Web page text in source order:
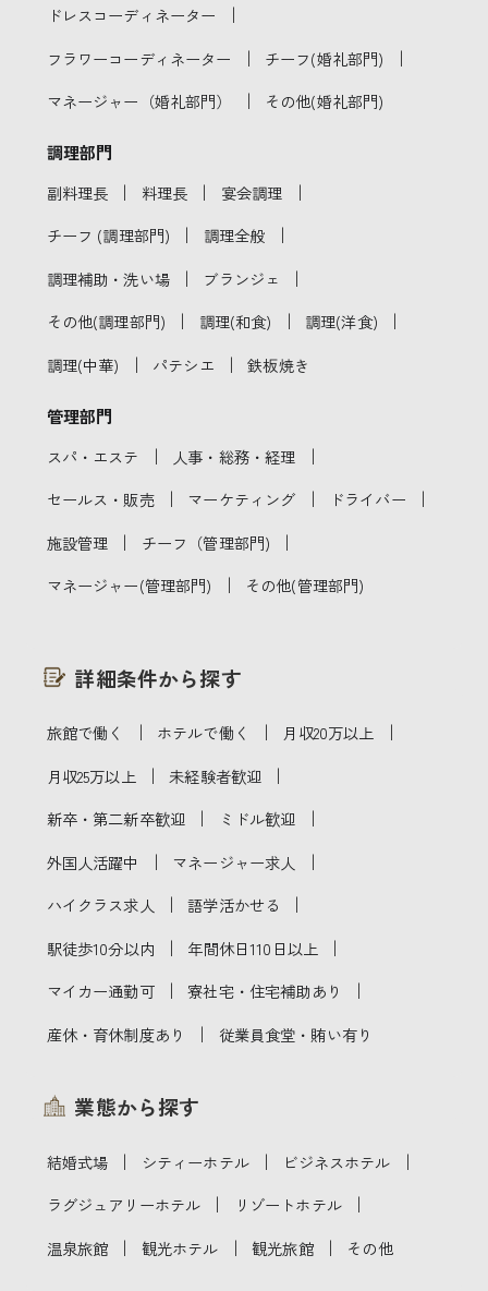
ドレスコーディネーター ｜
フラワーコーディネーター ｜ チーフ(婚礼部門) ｜
マネージャー（婚礼部門） ｜ その他(婚礼部門)
調理部門
副料理長 ｜ 料理長 ｜ 宴会調理 ｜
チーフ (調理部門) ｜ 調理全般 ｜
調理補助・洗い場 ｜ ブランジェ ｜
その他(調理部門) ｜ 調理(和食) ｜ 調理(洋食) ｜
調理(中華) ｜ パテシエ ｜ 鉄板焼き
管理部門
スパ・エステ ｜ 人事・総務・経理 ｜
セールス・販売 ｜ マーケティング ｜ ドライバー ｜
施設管理 ｜ チーフ（管理部門) ｜
マネージャー(管理部門) ｜ その他(管理部門)
詳細条件から探す
旅館で働く ｜ ホテルで働く ｜ 月収20万以上 ｜
月収25万以上 ｜ 未経験者歓迎 ｜
新卒・第二新卒歓迎 ｜ ミドル歓迎 ｜
外国人活躍中 ｜ マネージャー求人 ｜
ハイクラス求人 ｜ 語学活かせる ｜
駅徒歩10分以内 ｜ 年間休日110日以上 ｜
マイカー通勤可 ｜ 寮社宅・住宅補助あり ｜
産休・育休制度あり ｜ 従業員食堂・賄い有り
業態から探す
結婚式場 ｜ シティーホテル ｜ ビジネスホテル ｜
ラグジュアリーホテル ｜ リゾートホテル ｜
温泉旅館 ｜ 観光ホテル ｜ 観光旅館 ｜ その他